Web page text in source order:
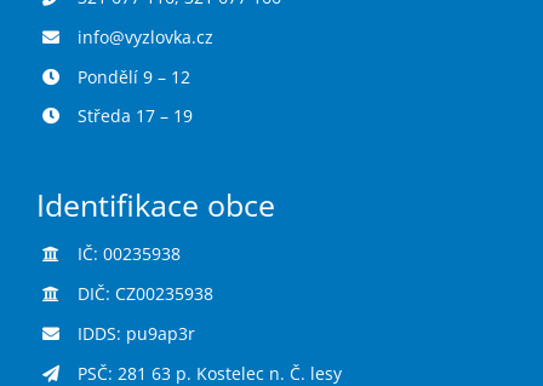
info@vyzlovka.cz
Pondělí 9 – 12
Středa 17 – 19
Identifikace obce
IČ: 00235938
DIČ: CZ00235938
IDDS: pu9ap3r
PSČ: 281 63 p. Kostelec n. Č. lesy